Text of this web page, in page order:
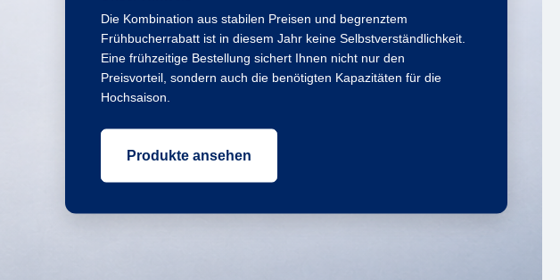
Die Kombination aus stabilen Preisen und begrenztem
Frühbucherrabatt ist in diesem Jahr keine Selbstverständlichkeit.
Eine frühzeitige Bestellung sichert Ihnen nicht nur den
Preisvorteil, sondern auch die benötigten Kapazitäten für die
Hochsaison.
Produkte ansehen